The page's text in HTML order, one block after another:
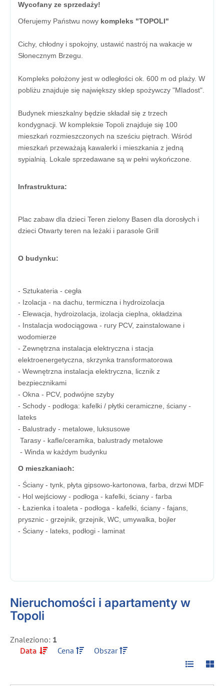
Wycofany ze sprzedaży!
Oferujemy Państwu nowy kompleks "TOPOLI"
Cichy, chłodny i spokojny, ustawić nastrój na wakacje w
Słonecznym Brzegu.
Kompleks położony jest w odległości ok. 600 m od plaży. W
pobliżu znajduje się największy sklep spożywczy "Mladost".
Budynek mieszkalny będzie składał się z trzech
kondygnacji. W kompleksie Topoli znajduje się 100
mieszkań rozmieszczonych na sześciu piętrach. Wśród
mieszkań przeważają kawalerki i mieszkania z jedną
sypialnią. Lokale sprzedawane są w pełni wykończone.
Infrastruktura:
Plac zabaw dla dzieci Teren zielony Basen dla dorosłych i
dzieci Otwarty teren na leżaki i parasole Grill
O budynku:
- Sztukateria - cegła
- Izolacja - na dachu, termiczna i hydroizolacja
- Elewacja, hydroizolacja, izolacja cieplna, okładzina
- Instalacja wodociągowa - rury PCV, zainstalowane i
wodomierze
- Zewnętrzna instalacja elektryczna i stacja
elektroenergetyczna, skrzynka transformatorowa
- Wewnętrzna instalacja elektryczna, licznik z
bezpiecznikami
- Okna - PCV, podwójne szyby
- Schody - podłoga: kafelki / płytki ceramiczne, ściany -
lateks
- Balustrady - metalowe, luksusowe
Tarasy - kafle/ceramika, balustrady metalowe
- Winda w każdym budynku
O mieszkaniach:
- Ściany - tynk, płyta gipsowo-kartonowa, farba, drzwi MDF
- Hol wejściowy - podłoga - kafelki, ściany - farba
- Łazienka i toaleta - podłoga - kafelki, ściany - fajans,
prysznic - grzejnik, grzejnik, WC, umywalka, bojler
- Ściany - lateks, podłogi - laminat
Nieruchomości i apartamenty w
Topoli
Znaleziono: 1
Data
Cena Obszar